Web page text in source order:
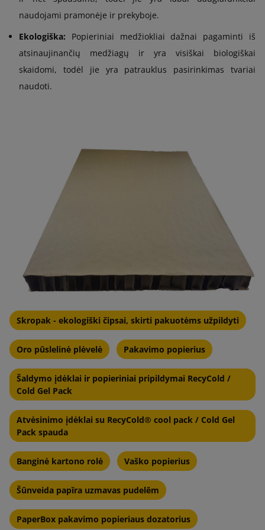
naudojami pramonėje ir prekyboje.
Ekologiška: Popieriniai medžiokliai dažnai pagaminti iš
atsinaujinančių medžiagų ir yra visiškai biologiškai
skaidomi, todėl jie yra patrauklus pasirinkimas tvariai
naudoti.
Skropak - ekologiški čipsai, skirti pakuotėms užpildyti
Oro pūslelinė plėvelė Pakavimo popierius
Šaldymo įdėklai ir popieriniai pripildymai RecyCold /
Cold Gel Pack
Atvėsinimo įdėklai su RecyCold® cool pack / Cold Gel
Pack spauda
Banginė kartono rolė Vaško popierius
Šūnveida papīra uzmavas pudelēm
PaperBox pakavimo popieriaus dozatorius